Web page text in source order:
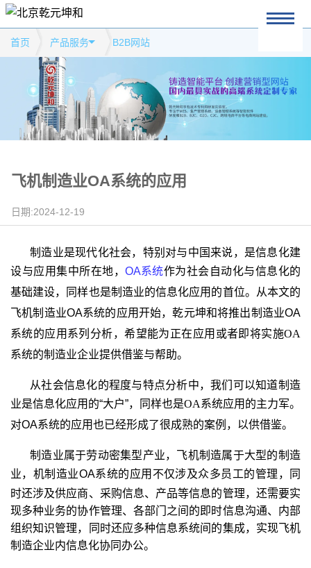
首页 产品服务 B2B网站
飞机制造业OA系统的应用
日期:2024-12-19
制造业是现代化社会，特别对与中国来说，是信息化建
设与应用集中所在地， OA系统作为社会自动化与信息化的
基础建设，同样也是制造业的信息化应用的首位。从本文的
飞机制造业OA系统的应用开始，乾元坤和将推出制造业OA
系统的应用系列分析，希望能为正在应用或者即将实施OA
系统的制造业企业提供借鉴与帮助。
从社会信息化的程度与特点分析中，我们可以知道制造
业是信息化应用的“大户”，同样也是OA系统应用的主力军。
对OA系统的应用也已经形成了很成熟的案例，以供借鉴。
制造业属于劳动密集型产业，飞机制造属于大型的制造
业，机制造业OA系统的应用 不仅涉及众多员工的管理，同
时还涉及供应商、采购信息、产品等信息的管理，还需要实
现多种业务的协作管理、各部门之间的即时信息沟通、内部
组织知识管理，同时还应多种信息系统间的集成，实现飞机
制造企业内信息化协同办公。